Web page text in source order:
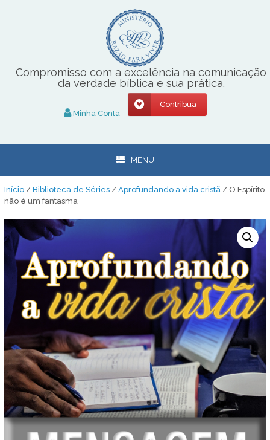
Compromisso com a excelência na comunicação
da verdade bíblica e sua prática.
Minha Conta
Contribua
MENU
Início/ Biblioteca de Séries/ Aprofundando a vida cristã / O Espírito
não é um fantasma